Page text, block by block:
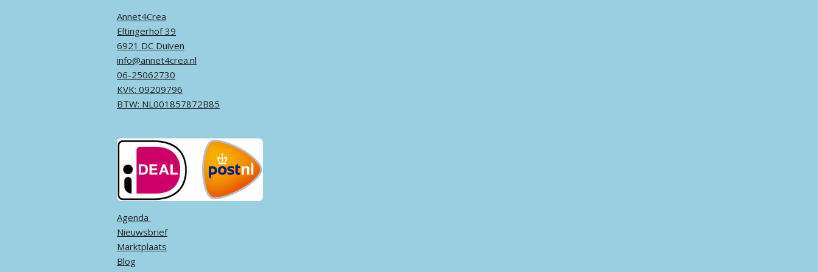
Annet4Crea
Eltingerhof 39
6921 DC Duiven
info@annet4crea.nl
06-25062730
KVK: 09209796
BTW: NL001857872B85
Agenda ​
Nieuwsbrief
Marktplaats
Blog